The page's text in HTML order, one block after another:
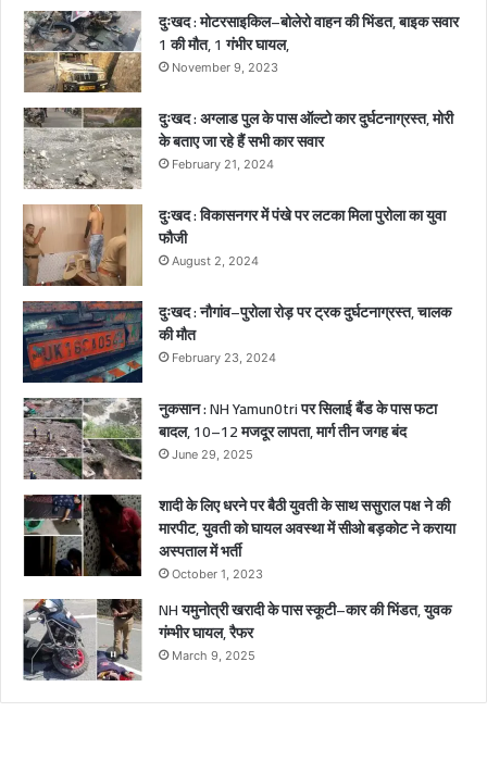
की
द
र्द
क
मौ
त
ब
र
य
दुःखद : मोटरसाइकिल–बोलेरो वाहन की भिंडत, बाइक सवार
1 की मौत, 1 गंभीर घायल,
November 9, 2023
दुःखद : अग्लाड पुल के पास ऑल्टो कार दुर्घटनाग्रस्त, मोरी
के बताए जा रहे हैं सभी कार सवार
February 21, 2024
दुःखद : विकासनगर में पंखे पर लटका मिला पुरोला का युवा
फौजी
August 2, 2024
दुःखद : नौगांव–पुरोला रोड़ पर ट्रक दुर्घटनाग्रस्त, चालक
की मौत
February 23, 2024
नुकसान : NH Yamun0tri पर सिलाई बैंड के पास फटा
बादल, 10–12 मजदूर लापता, मार्ग तीन जगह बंद
June 29, 2025
शादी के लिए धरने पर बैठी युवती के साथ ससुराल पक्ष ने की
मारपीट, युवती को घायल अवस्था में सीओ बड़कोट ने कराया
अस्पताल में भर्ती
October 1, 2023
NH यमुनोत्री खरादी के पास स्कूटी–कार की भिंडत, युवक
गंम्भीर घायल, रैफर
March 9, 2025